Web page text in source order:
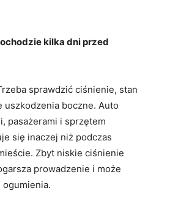
kilka dni przed
sprawdzić ciśnienie, stan
uszkodzenia boczne. Auto
pasażerami i sprzętem
się inaczej niż podczas
Zbyt niskie ciśnienie
prowadzenie i może